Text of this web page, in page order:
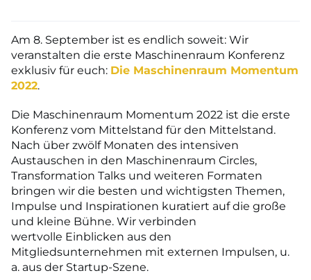
Am 8. September ist es endlich soweit: Wir
veranstalten die erste Maschinenraum Konferenz
exklusiv für euch: Die Maschinenraum Momentum
2022.
Die Maschinenraum Momentum 2022 ist die erste
Konferenz vom Mittelstand für den Mittelstand.
Nach über zwölf Monaten des intensiven
Austauschen in den Maschinenraum Circles,
Transformation Talks und weiteren Formaten
bringen wir die besten und wichtigsten Themen,
Impulse und Inspirationen kuratiert auf die große
und kleine Bühne. Wir verbinden
wertvolle Einblicken aus den
Mitgliedsunternehmen mit externen Impulsen, u.
a. aus der Startup-Szene.